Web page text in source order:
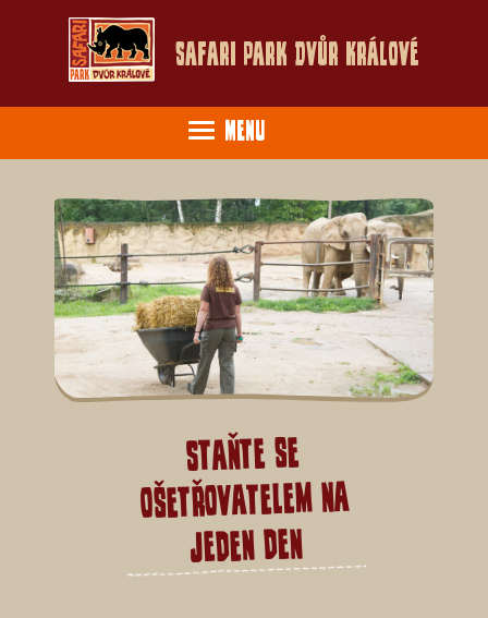
Safari Park Dvůr Králové
Menu
Staňte se
ošetřovatelem na
jeden den